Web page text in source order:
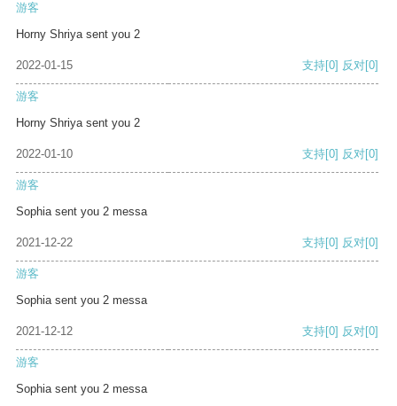
游客
Horny Shriya sent you 2
2022-01-15 支持[0] 反对[0]
游客
Horny Shriya sent you 2
2022-01-10 支持[0] 反对[0]
游客
Sophia sent you 2 messa
2021-12-22 支持[0] 反对[0]
游客
Sophia sent you 2 messa
2021-12-12 支持[0] 反对[0]
游客
Sophia sent you 2 messa